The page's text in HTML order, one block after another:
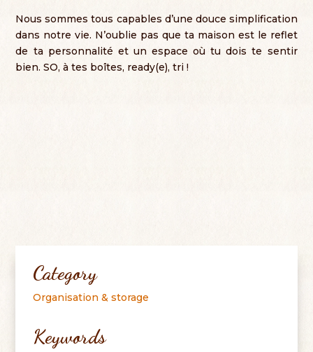
Nous sommes tous capables d’une douce simplification
dans notre vie. N’oublie pas que ta maison est le reflet
de ta personnalité et un espace où tu dois te sentir
bien. SO,à tes boîtes, ready(e),tri !
Category
Organisation & storage
Keywords